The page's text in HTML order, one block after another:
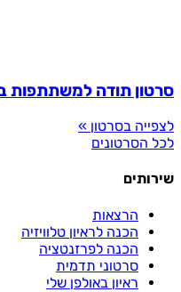
סרטון תודה למשתתפות
לצפייה בסרטון »
לכל הסרטונים
שירותים
הרצאות
הכנה לראיון טלוויזיה
הכנה לפרזנטציה
סרטוני תדמית
ראיון באולפן שלי